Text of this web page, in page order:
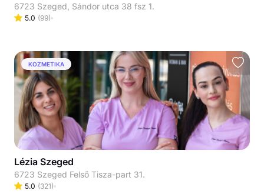
6723 Szeged, Sándor utca 38 fsz 1.
5.0 (99)
KOZMETIKA
Lézia Szeged
6723 Szeged Felső Tisza-part 31.
5.0 (321)